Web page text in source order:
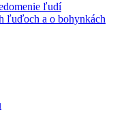
ľudí
ľuďoch a o bohynkách